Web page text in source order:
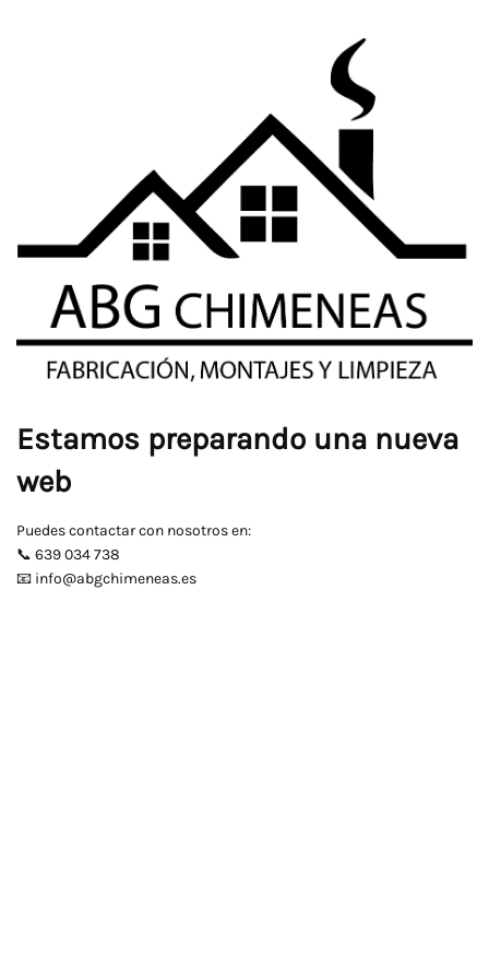
Estamos preparando una nueva
web
Puedes contactar con nosotros en:
📞 639 034 738
📧 info@abgchimeneas.es